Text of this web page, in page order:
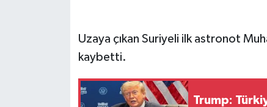
Uzaya çıkan Suriyeli ilk astronot
kaybetti.
Trump: